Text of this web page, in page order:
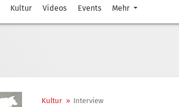
Kultur Videos Events Mehr
Kultur » Interview